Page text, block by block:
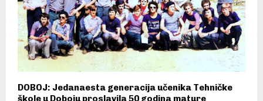
DOBOJ: Jedanaesta generacija učenika Tehničke